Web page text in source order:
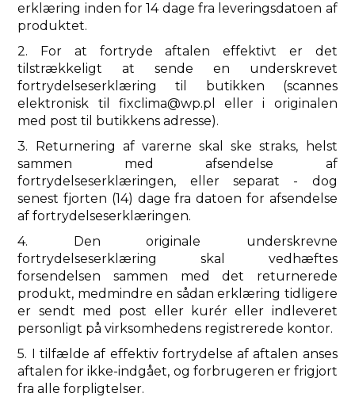
erklæring inden for 14 dage fra leveringsdatoen af
​​produktet.
2. For at fortryde aftalen effektivt er det
tilstrækkeligt at sende en underskrevet
fortrydelseserklæring til butikken (scannes
elektronisk til fixclima@wp.pl eller i originalen
med post til butikkens adresse).
3. Returnering af varerne skal ske straks, helst
sammen med afsendelse af
fortrydelseserklæringen, eller separat - dog
senest fjorten (14) dage fra datoen for afsendelse
af fortrydelseserklæringen.
4. Den originale underskrevne
fortrydelseserklæring skal vedhæftes
forsendelsen sammen med det returnerede
produkt, medmindre en sådan erklæring tidligere
er sendt med post eller kurér eller indleveret
personligt på virksomhedens registrerede kontor.
5. I tilfælde af effektiv fortrydelse af aftalen anses
aftalen for ikke-indgået, og forbrugeren er frigjort
fra alle forpligtelser.